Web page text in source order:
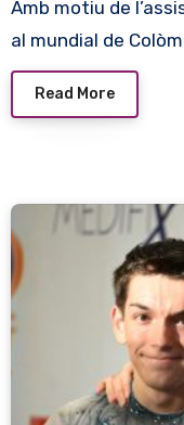
Amb motiu de l’assistència dels grups de xou del Tona
al mundial de
Read More